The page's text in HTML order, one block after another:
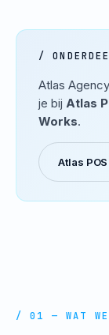
/
Atlas
je bij Atlas
Works.
Atlas
/ 01 — WAT WE